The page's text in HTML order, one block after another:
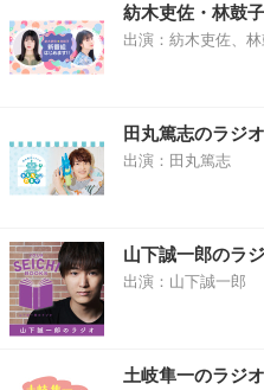
紡木吏佐・林鼓
出演：紡木吏佐、
田丸篤志のラジ
出演：田丸篤志
山下誠一郎のラ
出演：山下誠一郎
土岐隼一のラジ